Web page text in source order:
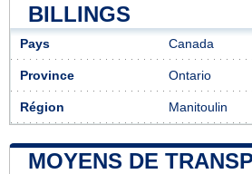
BILLINGS
Pays Canada
Province Ontario
Région Manitoulin
MOYENS DE